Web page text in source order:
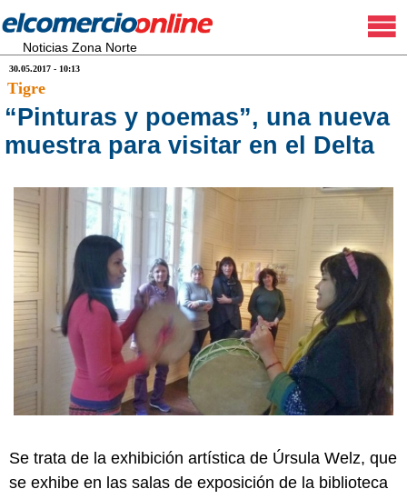
Noticias Zona Norte
30.05.2017 - 10:13
Tigre
“Pinturas y poemas”, una nueva
muestra para visitar en el Delta
Se trata de la exhibición artística de Úrsula Welz, que
se exhibe en las salas de exposición de la biblioteca